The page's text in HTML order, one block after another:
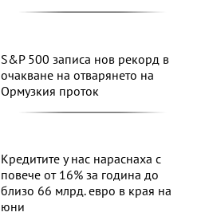
S&P 500 записа нов рекорд в
очакване на отварянето на
Ормузкия проток
Кредитите у нас нараснаха с
повече от 16% за година до
близо 66 млрд. евро в края на
юни